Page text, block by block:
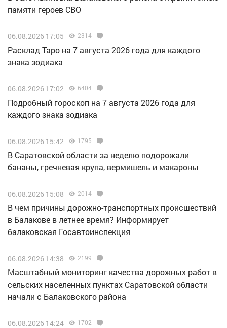
памяти героев СВО
06.08.2026 17:05 2314
Расклад Таро на 7 августа 2026 года для каждого
знака зодиака
06.08.2026 17:02 6404
Подробный гороскоп на 7 августа 2026 года для
каждого знака зодиака
06.08.2026 15:42 1795
В Саратовской области за неделю подорожали
бананы, гречневая крупа, вермишель и макароны
06.08.2026 15:08 2014
В чем причины дорожно-транспортных происшествий
в Балакове в летнее время? Информирует
балаковская Госавтоинспекция
06.08.2026 14:38 2199
Масштабный мониторинг качества дорожных работ в
сельских населенных пунктах Саратовской области
начали с Балаковского района
06.08.2026 14:24 1702